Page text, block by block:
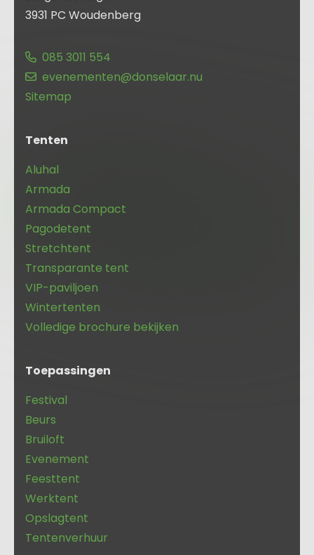
3931 PC Woudenberg
085 3011 554
evenementen@donselaar.nu
Sitemap
Tenten
Aluhal
Armada
Armada Compact
Pagodetent
Stretchtent
Transparante tent
VIP-paviljoen
Wintertenten
Volledige brochure bekijken
Toepassingen
Festival
Beurs
Bruiloft
Evenement
Feesttent
Werktent
Opslagtent
Tentenverhuur